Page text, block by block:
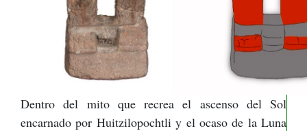
Dentro del mito que recrea el ascenso del Sol
encarnado por Huitzilopochtli y el ocaso de la Luna